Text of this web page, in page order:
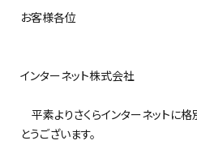
お客様各位
さ
インターネット株式会社
平素よりさくらインターネットに
とうございます。